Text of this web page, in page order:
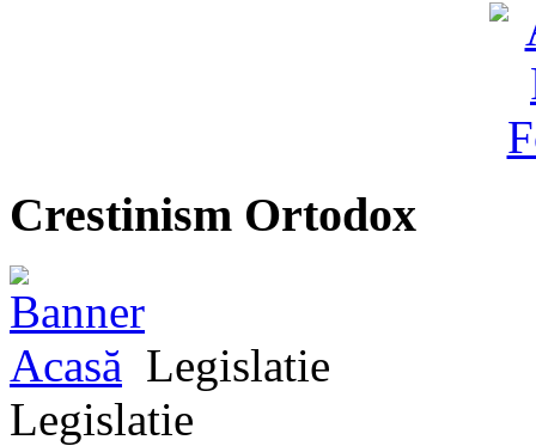
Crestinism Ortodox
Acasă Legislatie
Legislatie